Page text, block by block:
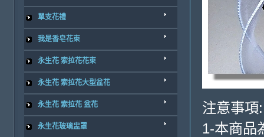
單支花禮
我是香皂花束
永生花 索拉花花束
永生花 索拉花大型盆花
永生花 索拉花 盆花
永生花玻璃盅罩
注意事項:
1-本商品